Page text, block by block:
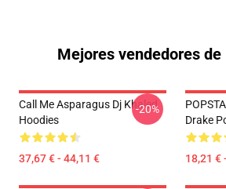
Mejores vendedores
Call Me Asparagus Dj Khaled
Hoodies
37,67 € - 44,11 €
-20%
Drake
18,21 €